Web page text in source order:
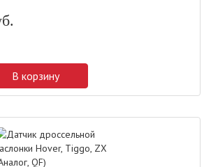
В корзину